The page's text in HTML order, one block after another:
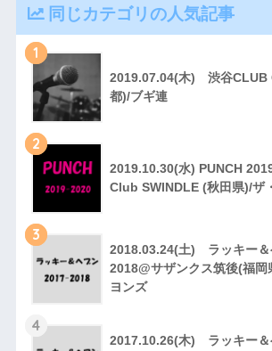
同じカテゴリの人気記事
1
2019.07.04(木) 渋谷CLUB
都)/ブギ連
2
2019.10.30(水) PUNCH
Club SWINDLE (秋田県)/ザ
3
2018.03.24(土) ラッキー＆
2018@サザンクス筑後(福岡
ヨンズ
4
2017.10.26(木) ラッキー＆